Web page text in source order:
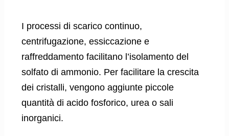
I processi di scarico continuo,
centrifugazione, essiccazione e
raffreddamento facilitano l’isolamento del
solfato di ammonio. Per facilitare la crescita
dei cristalli, vengono aggiunte piccole
quantità di acido fosforico, urea o sali
inorganici.